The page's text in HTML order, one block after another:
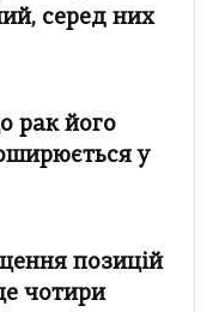
серед них
рак його
у
позицій
чотири